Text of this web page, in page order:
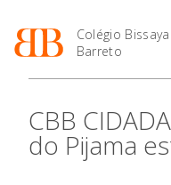
Colégio Bissaya
Barreto
Projeto Educativo
Organização
Enriquecimento Curricular
Oferta Curricular
Profissionais
Matrículas
2027
Calendários
CBB
do Pijama